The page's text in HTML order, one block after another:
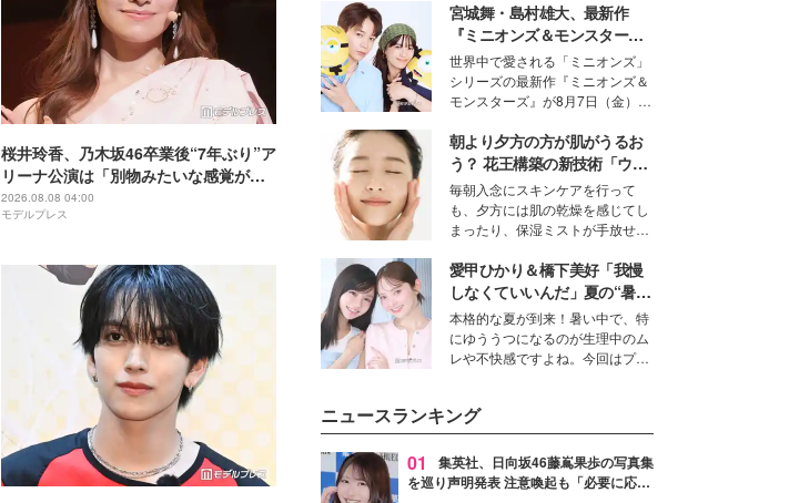
桜井玲香、乃木坂46卒業後“7年ぶり”ア
リーナ公演は「別物みたいな感覚があ
る」【New HISTORY COMING】
2026.08.08 04:00
モデルプレス
ションの完成度を高めるベースと
して、“髪そのものの美しさ”に改
めて注目する人が増えている様
子。今回は、そんな憧れの艶やか
な髪を日常で叶える、美容好きの
女性たちのヘアケア事情を紹介し
ます。
宮城舞・島村雄大、最新作
『ミニオンズ＆モンスター
ズ』の魅力熱弁 ハチャメチャ
だけじゃない“友情と絆”に感
動
世界中で愛される「ミニオンズ」
シリーズの最新作『ミニオンズ＆
モンスターズ』が8月7日（金）に
ニオン好き”という共通点を持つモ
デルの宮城舞と島村雄大の特別対
談をお届け！それぞれの視点か
ら、今作ならではの魅力や予想外
の感動をもたらす奥深いストーリ
ーについて熱く語り合ってもらっ
た。
朝より夕方の方が肌がうるお
う？ 花王構築の新技術「ウォ
ーターキャプチャリングスキ
ン（捕水肌）」がスキンケア
の常識を変える予感
毎朝入念にスキンケアを行って
も、夕方には肌の乾燥を感じてし
まったり、保湿ミストが手放せな
な美容の常識を大きく変える可能
性を秘めた、革新的な「Water
Capturing Skin（ウォーターキャ
プチャリングスキン：捕水肌）」
技術を、花王が構築した。
愛甲ひかり＆橋下美好「我慢
しなくていいんだ」夏の“暑さ
対策”の新しい選択肢とは？
本格的な夏が到来！暑い中で、特
にゆううつになるのが生理中のム
レや不快感ですよね。今回はプラ
好さんを迎えて本音で女子会トー
ク。猛暑のお出かけを快適に過ご
すヒントや、2人が感動した夏の
生理の新常識にも迫りました。
ニュースランキング
01
集英社、日向坂46藤嶌果歩の写真集
を巡り声明発表 注意喚起も「必要に応じ